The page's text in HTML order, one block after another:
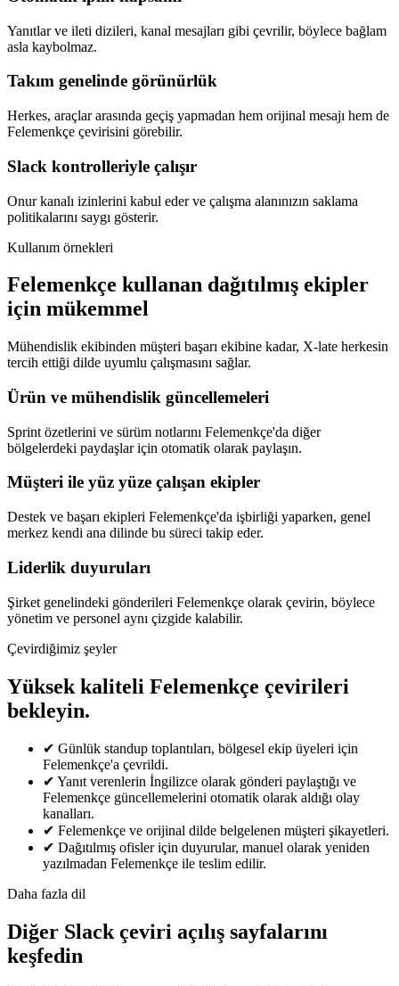
Yanıtlar ve ileti dizileri, kanal mesajları gibi çevrilir, böylece bağlam
asla kaybolmaz.
Takım genelinde görünürlük
Herkes, araçlar arasında geçiş yapmadan hem orijinal mesajı hem de
Felemenkçe çevirisini görebilir.
Slack kontrolleriyle çalışır
Onur kanalı izinlerini kabul eder ve çalışma alanınızın saklama
politikalarını saygı gösterir.
Kullanım örnekleri
Felemenkçe kullanan dağıtılmış ekipler
için mükemmel
Mühendislik ekibinden müşteri başarı ekibine kadar, X-late herkesin
tercih ettiği dilde uyumlu çalışmasını sağlar.
Ürün ve mühendislik güncellemeleri
Sprint özetlerini ve sürüm notlarını Felemenkçe'da diğer
bölgelerdeki paydaşlar için otomatik olarak paylaşın.
Müşteri ile yüz yüze çalışan ekipler
Destek ve başarı ekipleri Felemenkçe'da işbirliği yaparken, genel
merkez kendi ana dilinde bu süreci takip eder.
Liderlik duyuruları
Şirket genelindeki gönderileri Felemenkçe olarak çevirin, böylece
yönetim ve personel aynı çizgide kalabilir.
Çevirdiğimiz şeyler
Yüksek kaliteli Felemenkçe çevirileri
bekleyin.
✔ Günlük standup toplantıları, bölgesel ekip üyeleri için
Felemenkçe'a çevrildi.
✔ Yanıt verenlerin İngilizce olarak gönderi paylaştığı ve
Felemenkçe güncellemelerini otomatik olarak aldığı olay
kanalları.
✔ Felemenkçe ve orijinal dilde belgelenen müşteri şikayetleri.
✔ Dağıtılmış ofisler için duyurular, manuel olarak yeniden
yazılmadan Felemenkçe ile teslim edilir.
Daha fazla dil
Diğer Slack çeviri açılış sayfalarını
keşfedin